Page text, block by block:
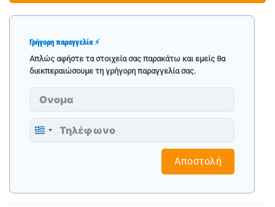
Γρήγορη παραγγελία ⚡
Απλώς αφήστε τα στοιχεία σας παρακάτω και εμείς θα
διεκπεραιώσουμε τη γρήγορη παραγγελία σας.
Greece
Αποστολή